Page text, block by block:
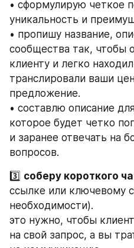
• сформулирую четкое
уникальность и
• пропишу название,
сообщества так, чтобы
клиенту и легко
транслировали ваши
предложение.
• составлю описание
которое будет четко
и заранее отвечать на
вопросов.
3️⃣ соберу короткого
ссылке или ключевому
необходимости).
это нужно, чтобы
на свой запрос, а вы